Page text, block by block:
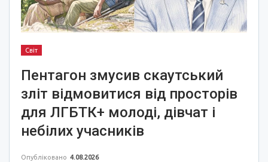
Світ
Пентагон змусив скаутський
зліт відмовитися від просторів
для ЛГБТК+ молоді, дівчат і
небілих учасників
Опубліковано 4.08.2026